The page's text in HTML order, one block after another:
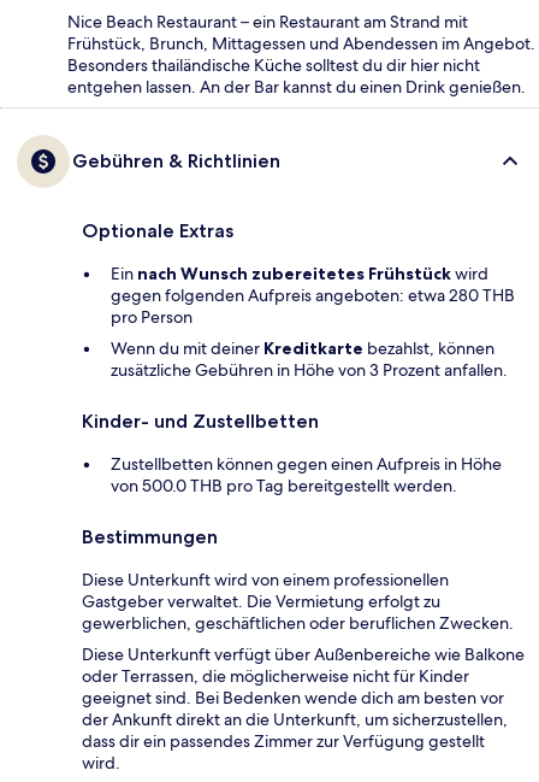
Nice Beach Restaurant – ein Restaurant am Strand mit
Frühstück, Brunch, Mittagessen und Abendessen im Angebot.
Besonders thailändische Küche solltest du dir hier nicht
entgehen lassen. An der Bar kannst du einen Drink genießen.
Gebühren & Richtlinien
Optionale Extras
Ein nach Wunsch zubereitetes Frühstückwird
gegen folgenden Aufpreis angeboten: etwa 280 THB
pro Person
Wenn du mit deiner Kreditkarte bezahlst, können
zusätzliche Gebühren in Höhe von 3 Prozent anfallen.
Kinder- und Zustellbetten
Zustellbetten können gegen einen Aufpreis in Höhe
von 500.0 THB pro Tag bereitgestellt werden.
Bestimmungen
Diese Unterkunft wird von einem professionellen
Gastgeber verwaltet. Die Vermietung erfolgt zu
gewerblichen, geschäftlichen oder beruflichen Zwecken.
Diese Unterkunft verfügt über Außenbereiche wie Balkone
oder Terrassen, die möglicherweise nicht für Kinder
geeignet sind. Bei Bedenken wende dich am besten vor
der Ankunft direkt an die Unterkunft, um sicherzustellen,
dass dir ein passendes Zimmer zur Verfügung gestellt
wird.